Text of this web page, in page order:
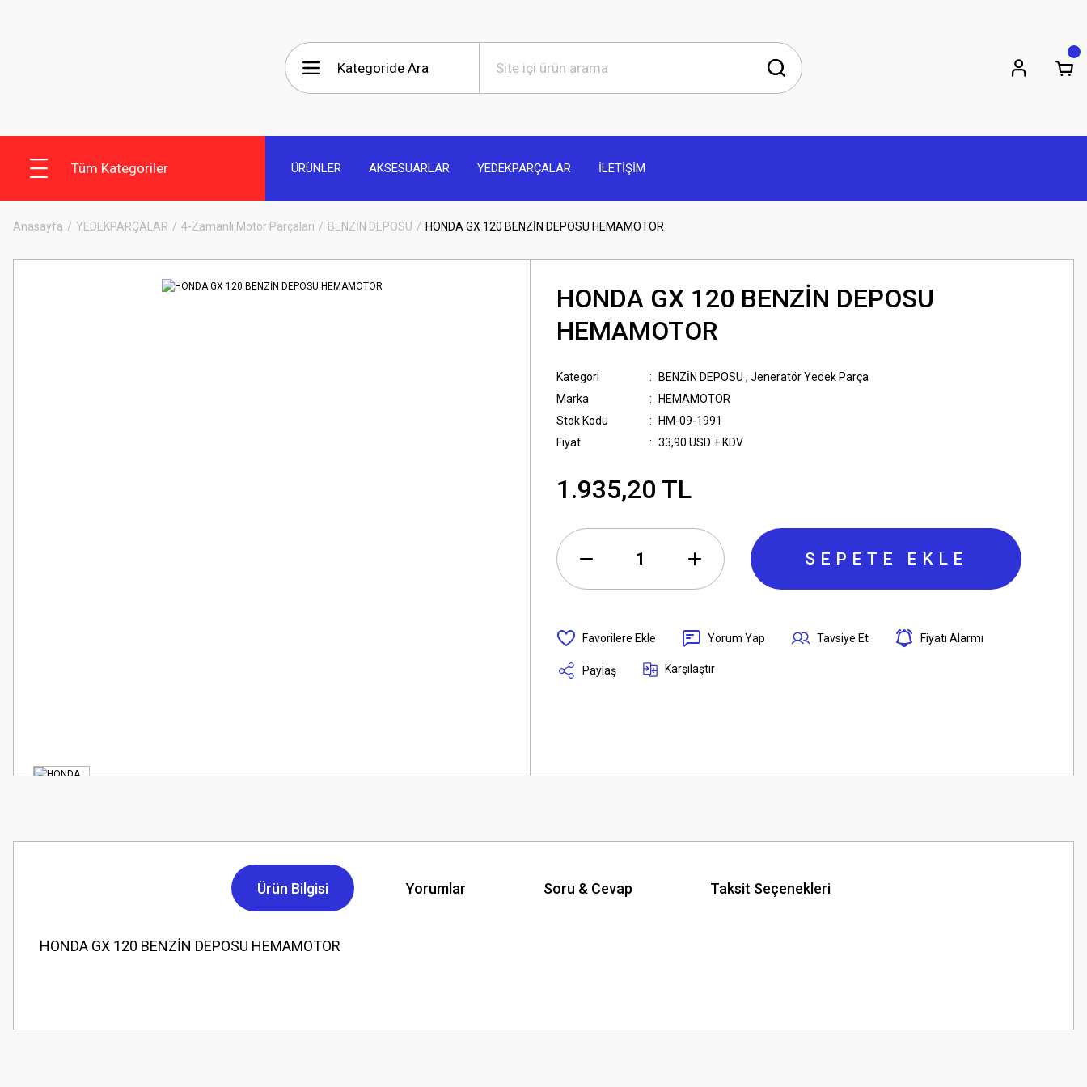
Tüm Kategoriler ÜRÜNLER AKSESUARLAR YEDEKPARÇALAR İLETİŞİM
Anasayfa YEDEKPARÇALAR 4-Zamanlı Motor Parçaları BENZİN DEPOSU HONDA GX 120 BENZİN DEPOSU HEMAMOTOR
HONDA GX 120 BENZİN DEPOSU
HEMAMOTOR
Kategori BENZİN DEPOSU , Jeneratör Yedek Parça
Marka
HEMAMOTOR
Stok Kodu
HM-09-1991
Fiyat
33,90 USD + KDV
1.935,20 TL
SEPETE EKLE
Yorum Yap Tavsiye Et Fiyatı Alarmı
Paylaş Karşılaştır
Ürün Bilgisi Yorumlar Soru & Cevap Taksit Seçenekleri
HONDA GX 120 BENZİN DEPOSU HEMAMOTOR